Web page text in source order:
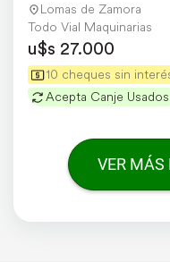
Lomas de Zamora
Todo Vial Maquinarias
u$s 27.000
10 cheques sin
Acepta Canje Usados
VER